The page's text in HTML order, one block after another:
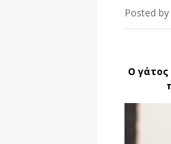
Posted by
Ο γάτος